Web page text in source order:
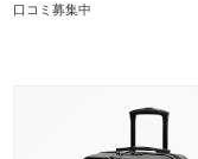
口コミ募集中